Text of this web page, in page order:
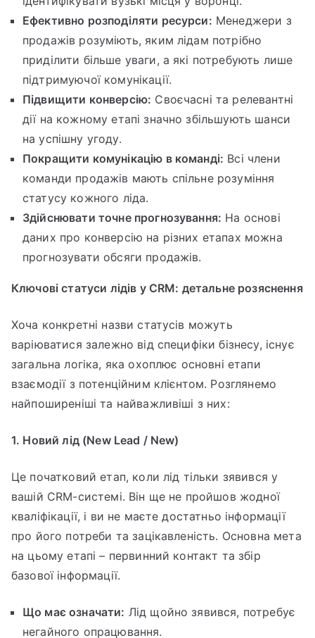
Ефективно розподіляти ресурси: Менеджери з
продажів розуміють, яким лідам потрібно
приділити більше уваги, а які потребують лише
підтримуючої комунікації.
Підвищити конверсію: Своєчасні та релевантні
дії на кожному етапі значно збільшують шанси
на успішну угоду.
Покращити комунікацію в команді: Всі члени
команди продажів мають спільне розуміння
статусу кожного ліда.
Здійснювати точне прогнозування: На основі
даних про конверсію на різних етапах можна
прогнозувати обсяги продажів.
Ключові статуси лідів у CRM: детальне розяснення
Хоча конкретні назви статусів можуть
варіюватися залежно від специфіки бізнесу, існує
загальна логіка, яка охоплює основні етапи
взаємодії з потенційним клієнтом. Розглянемо
найпоширеніші та найважливіші з них:
1. Новий лід (New Lead / New)
Це початковий етап, коли лід тільки зявився у
вашій CRM-системі. Він ще не пройшов жодної
кваліфікації, і ви не маєте достатньо інформації
про його потреби та зацікавленість. Основна мета
на цьому етапі – первинний контакт та збір
базової інформації.
Що має означати: Лід щойно зявився, потребує
негайного опрацювання.